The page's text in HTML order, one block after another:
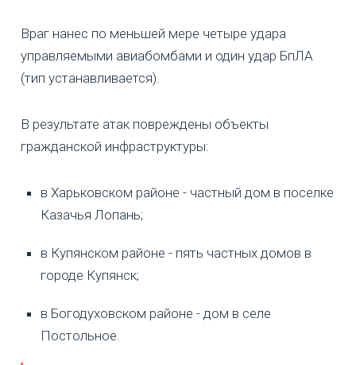
Враг нанес по меньшей мере четыре удара
управляемыми авиабомбами и один удар БпЛА
(тип устанавливается).
В результате атак повреждены объекты
гражданской инфраструктуры:
в Харьковском районе - частный дом в поселке
Казачья Лопань;
в Купянском районе - пять частных домов в
городе Купянск;
в Богодуховском районе - дом в селе
Постольное.